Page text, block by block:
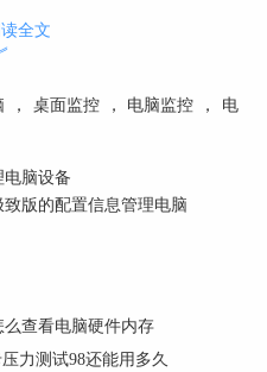
全文
， 桌面监控 ， 电脑监控 ，
电
脑设备
版的配置信息管理电脑
查看电脑硬件内存
力测试98还能用多久